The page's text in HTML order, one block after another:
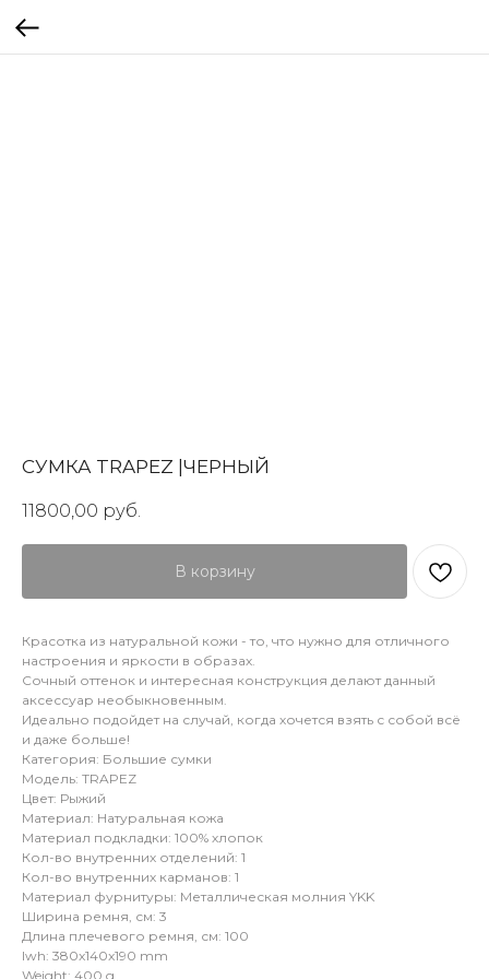
СУМКА TRAPEZ |ЧЕРНЫЙ
11800,00 руб.
В корзину
Красотка из натуральной кожи - то, что нужно для отличного
настроения и яркости в образах.
Сочный оттенок и интересная конструкция делают данный
аксессуар необыкновенным.
Идеально подойдет на случай, когда хочется взять с собой всё
и даже больше!
Категория: Большие сумки
Модель: TRAPEZ
Цвет: Рыжий
Материал: Натуральная кожа
Материал подкладки: 100% хлопок
Кол-во внутренних отделений: 1
Кол-во внутренних карманов: 1
Материал фурнитуры: Металлическая молния YKK
Ширина ремня, см: 3
Длина плечевого ремня, см: 100
lwh: 380x140x190 mm
Weight: 400 g